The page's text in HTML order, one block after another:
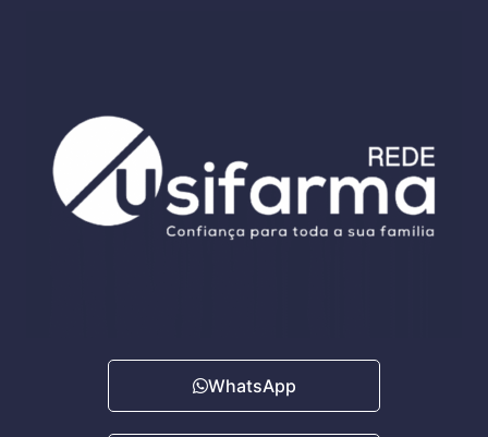
WhatsApp